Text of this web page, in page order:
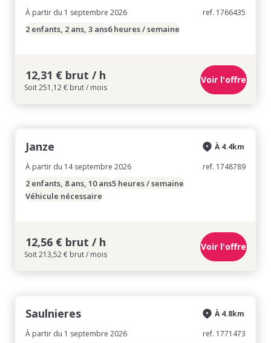
À partir du 1 septembre 2026
ref. 1766435
2 enfants, 2 ans, 3 ans6 heures / semaine
12,31 € brut / h
Soit 251,12 € brut / mois
Voir l'offre
Janze
À partir du 14 septembre 2026
À 4.4km
ref. 1748789
2 enfants, 8 ans, 10 ans5 heures / semaine
Véhicule nécessaire
12,56 € brut / h
Soit 213,52 € brut / mois
Voir l'offre
Saulnieres
À partir du 1 septembre 2026
À 4.8km
ref. 1771473